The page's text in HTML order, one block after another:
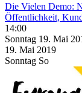
Die Vielen Demo:
Öffentlichkeit,
14:00
Sonntag 19. Mai
19. Mai 2019
Sonntag So